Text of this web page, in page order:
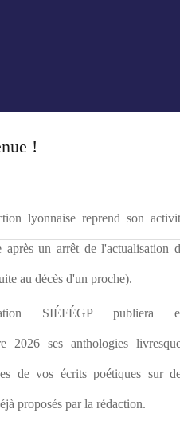
!
lyonnaise reprend son
après un arrêt de l'actualisation
au décès d'un proche).
SIÉFÉGP publiera
2026 ses anthologies
de vos écrits poétiques sur
proposés par la rédaction.